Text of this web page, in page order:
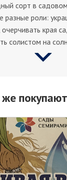
сорт в
разные роли:
очерчивать края
солистом на
покупают